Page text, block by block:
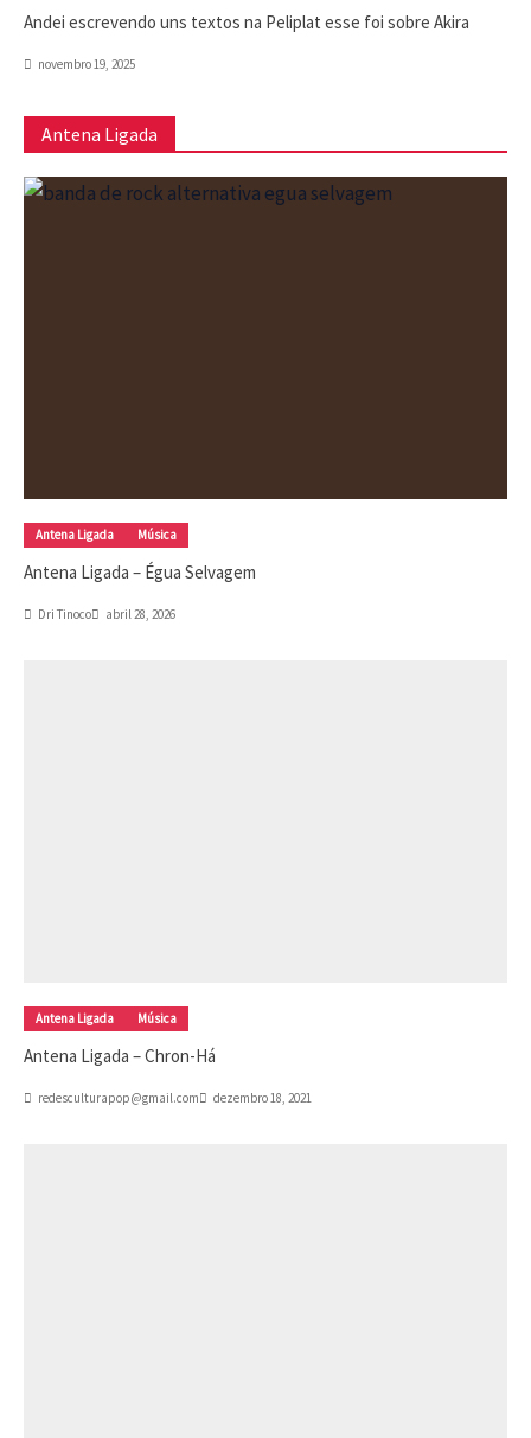
Andei escrevendo uns textos na Peliplat esse foi sobre Akira
novembro 19, 2025
Antena Ligada
Antena Ligada Música
Antena Ligada – Égua Selvagem
Dri Tinoco abril 28, 2026
Antena Ligada Música
Antena Ligada – Chron-Há
redesculturapop@gmail.com dezembro 18, 2021